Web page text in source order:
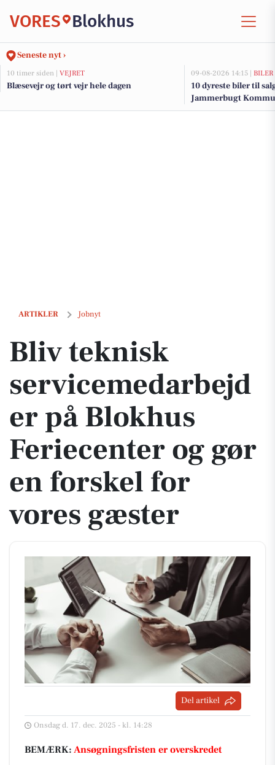
VORES Blokhus
Seneste nyt ›
10 timer siden | VEJRET
Blæsevejr og tørt vejr hele dagen
09-08-2026 14:15 | BILER
10 dyreste biler til
Jammerbugt
ARTIKLER Jobnyt
Bliv teknisk servicemedarbejder på Blokhus Feriecenter og gør en
Bliv teknisk
servicemedarbejd
er på Blokhus
Feriecenter og gør
en forskel for
vores gæster
Del artikel
Onsdag d. 17. dec. 2025 - kl. 14:28
BEMÆRK: Ansøgningsfristen er overskredet